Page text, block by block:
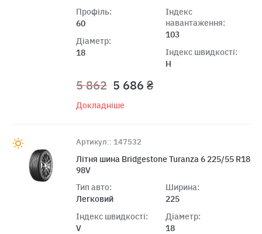
Профіль:
60
Діаметр:
18
Індекс
навантаження:
103
Індекс швидкості:
H
5 862 5 686 ₴
Докладніше
Артикул:: 147532
Лiтня шина Bridgestone Turanza 6 225/55 R18
98V
Тип авто:
Легковий
Індекс швидкості:
V
Ширина:
225
Діаметр:
18